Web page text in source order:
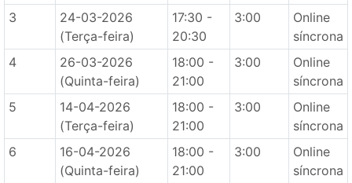
3
24-03-2026
(Terça-feira)
17:30 -
20:30
3:00
Online
síncrona
4
26-03-2026
(Quinta-feira)
18:00 -
21:00
3:00
Online
síncrona
5
14-04-2026
(Terça-feira)
18:00 -
21:00
3:00
Online
síncrona
6
16-04-2026
(Quinta-feira)
18:00 -
21:00
3:00
Online
síncrona